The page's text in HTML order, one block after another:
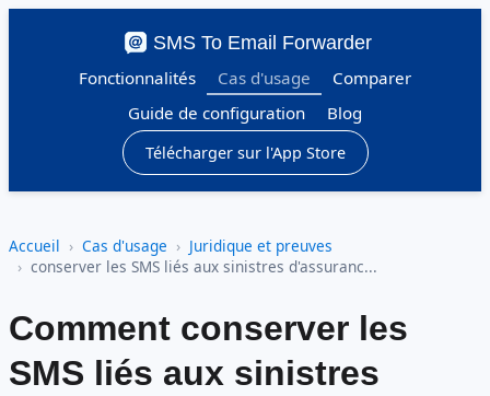
SMS To Email Forwarder
Fonctionnalités
Cas d'usage
Comparer
Guide de configuration
Blog
Télécharger sur l'App Store
Accueil Cas d'usage
Juridique et preuves
conserver les SMS liés aux sinistres d'assuranc...
Comment conserver les
SMS liés aux sinistres